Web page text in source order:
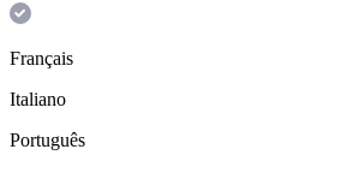
Français
Italiano
Português